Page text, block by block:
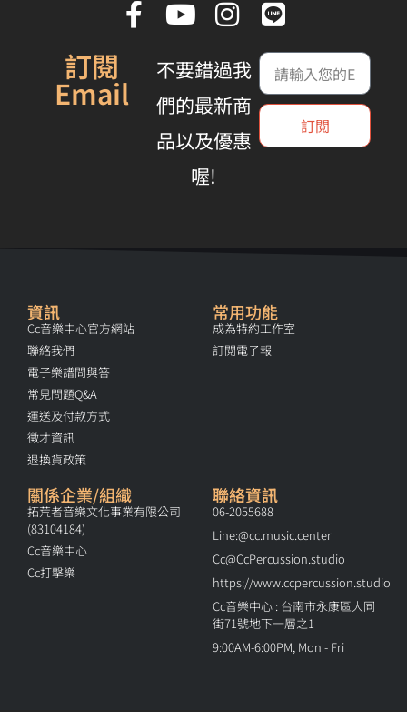
訂閱
Email
不要錯過我
們的最新商
品以及優惠
喔!
訂閱
資訊
Cc音樂中心官方網站
聯絡我們
電子樂譜問與答
常見問題Q&A
運送及付款方式
徵才資訊
退換貨政策
常用功能
成為特約工作室
訂閱電子報
關係企業/組織
拓荒者音樂文化事業有限公司
(83104184)
Cc音樂中心
Cc打擊樂
聯絡資訊
06-2055688
Line:@cc.music.center
Cc@CcPercussion.studio
https://www.ccpercussion.studio
Cc音樂中心 : 台南市永康區大同
街71號地下一層之1
9:00AM-6:00PM, Mon - Fri